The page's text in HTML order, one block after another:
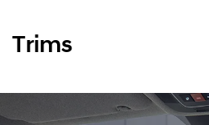
Trims